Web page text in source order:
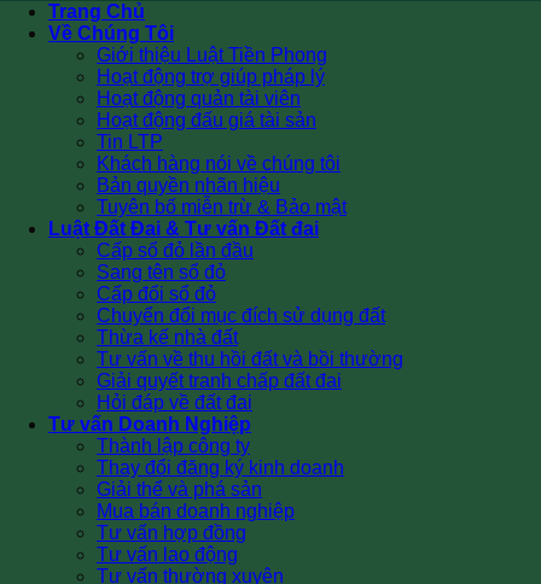
Trang Chủ
Về Chúng Tôi
Giới thiệu Luật Tiền Phong
Hoạt động trợ giúp pháp lý
Hoạt động quản tài viên
Hoạt động đấu giá tài sản
Tin LTP
Khách hàng nói về chúng tôi
Bản quyền nhãn hiệu
Tuyên bố miễn trừ & Bảo mật
Luật Đất Đai & Tư vấn Đất đai
Cấp sổ đỏ lần đầu
Sang tên sổ đỏ
Cấp đổi sổ đỏ
Chuyển đổi mục đích sử dụng đất
Thừa kế nhà đất
Tư vấn về thu hồi đất và bồi thường
Giải quyết tranh chấp đất đai
Hỏi đáp về đất đai
Tư vấn Doanh Nghiệp
Thành lập công ty
Thay đổi đăng ký kinh doanh
Giải thể và phá sản
Mua bán doanh nghiệp
Tư vấn hợp đồng
Tư vấn lao động
Tư vấn thường xuyên